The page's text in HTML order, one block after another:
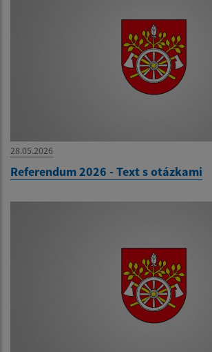
28.05.2026
Referendum 2026 - Text s otázkami